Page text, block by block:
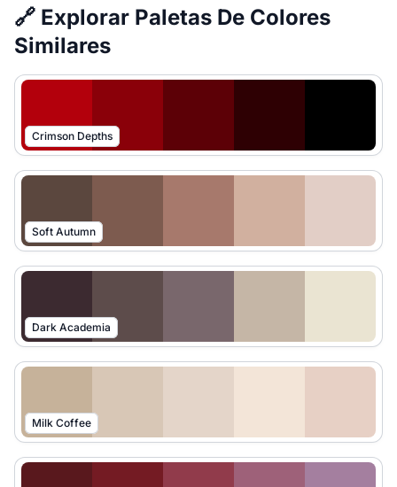
🔗 Explorar Paletas De Colores
Similares
Crimson Depths
Soft Autumn
Dark Academia
Milk Coffee